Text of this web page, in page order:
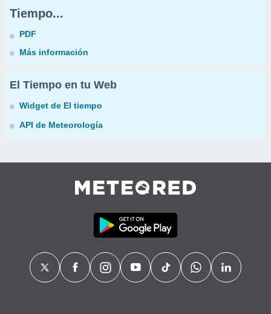
Tiempo...
PDF
Más información
El Tiempo en tu Web
Widget de El tiempo
API de Meteorología